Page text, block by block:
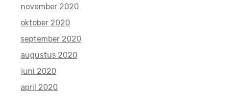
november 2020
oktober 2020
september 2020
augustus 2020
juni 2020
april 2020